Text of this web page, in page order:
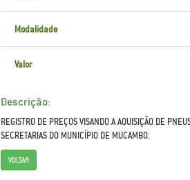
Modalidade
Valor
Descrição:
REGISTRO DE PREÇOS VISANDO A AQUISIÇÃO DE
SECRETARIAS DO MUNICÍPIO DE MUCAMBO.
VOLTAR